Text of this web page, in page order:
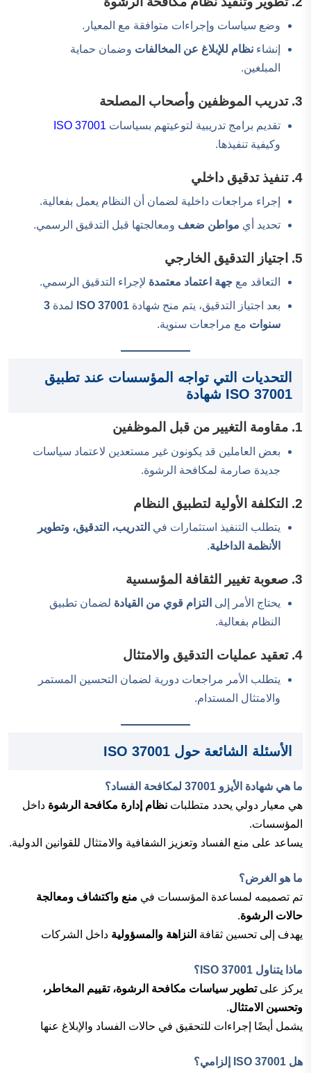
وضع سياسات وإجراءات متوافقة مع المعيار.
إنشاء نظام للإبلاغ عن المخالفات وضمان حماية
المبلغين.
3. تدريب الموظفين وأصحاب المصلحة
تقديم برامج تدريبية لتوعيتهم بسياسات ISO 37001
وكيفية تنفيذها.
4. تنفيذ تدقيق داخلي
إجراء مراجعات داخلية لضمان أن النظام يعمل بفعالية.
تحديد أي مواطن ضعف ومعالجتها قبل التدقيق الرسمي.
5. اجتياز التدقيق الخارجي
التعاقد مع جهة اعتماد معتمدة لإجراء التدقيق الرسمي.
بعد اجتياز التدقيق، يتم منح شهادة ISO 37001 لمدة 3
سنوات مع مراجعات سنوية.
التحديات التي تواجه المؤسسات عند تطبيق
ISO 37001 شهادة
1. مقاومة التغيير من قبل الموظفين
بعض العاملين قد يكونون غير مستعدين لاعتماد سياسات
جديدة صارمة لمكافحة الرشوة.
2. التكلفة الأولية لتطبيق النظام
يتطلب التنفيذ استثمارات في التدريب، التدقيق، وتطوير
الأنظمة الداخلية.
3. صعوبة تغيير الثقافة المؤسسية
يحتاج الأمر إلى التزام قوي من القيادة لضمان تطبيق
النظام بفعالية.
4. تعقيد عمليات التدقيق والامتثال
يتطلب الأمر مراجعات دورية لضمان التحسين المستمر
والامتثال المستدام.
الأسئلة الشائعة حول ISO 37001
ما هي شهادة الأيزو 37001 لمكافحة الفساد؟
هي معيار دولي يحدد متطلبات نظام إدارة مكافحة الرشوة داخل
المؤسسات.
يساعد على منع الفساد وتعزيز الشفافية والامتثال للقوانين الدولية.
ما هو الغرض؟
تم تصميمه لمساعدة المؤسسات في منع واكتشاف ومعالجة
حالات الرشوة.
يهدف إلى تحسين ثقافة النزاهة والمسؤولية داخل الشركات
ماذا يتناول ISO 37001؟
يركز علىتطوير سياسات مكافحة الرشوة، تقييم المخاطر،
وتحسين الامتثال.
يشمل أيضًا إجراءات للتحقيق في حالات الفساد والإبلاغ عنها
هل ISO 37001 إلزامي؟